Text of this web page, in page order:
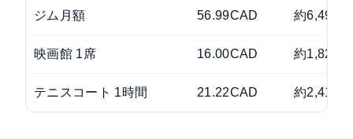
ジム月額 56.99CAD 約6,497円
映画館 1席 16.00CAD 約1,824円
テニスコート 1時間 21.22CAD 約2,419円